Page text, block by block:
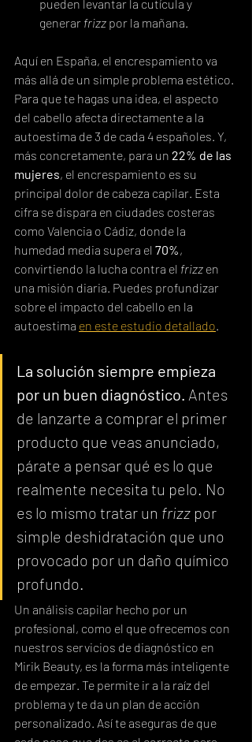
pueden levantar la cutícula y
generar frizz por la mañana.
Aquí en España, el encrespamiento va
más allá de un simple problema estético.
Para que te hagas una idea, el aspecto
del cabello afecta directamente a la
autoestima de 3 de cada 4 españoles. Y,
más concretamente, para un 22% de las
mujeres, el encrespamiento es su
principal dolor de cabeza capilar. Esta
cifra se dispara en ciudades costeras
como Valencia o Cádiz, donde la
humedad media supera el 70%,
convirtiendo la lucha contra el frizz en
una misión diaria. Puedes profundizar
sobre el impacto del cabello en la
autoestima en este estudio detallado.
La solución siempre empieza
por un buen diagnóstico. Antes
de lanzarte a comprar el primer
producto que veas anunciado,
párate a pensar qué es lo que
realmente necesita tu pelo. No
es lo mismo tratar un frizz por
simple deshidratación que uno
provocado por un daño químico
profundo.
Un análisis capilar hecho por un
profesional, como el que ofrecemos con
nuestros servicios de diagnóstico en
Mirik Beauty, es la forma más inteligente
de empezar. Te permite ir a la raíz del
problema y te da un plan de acción
personalizado. Así te aseguras de que